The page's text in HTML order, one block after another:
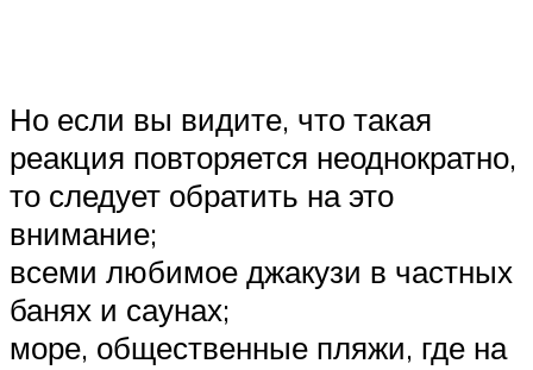
Но если вы видите, что такая
реакция повторяется неоднократно,
то следует обратить на это
внимание;
всеми любимое джакузи в частных
банях и саунах;
море, общественные пляжи, где на